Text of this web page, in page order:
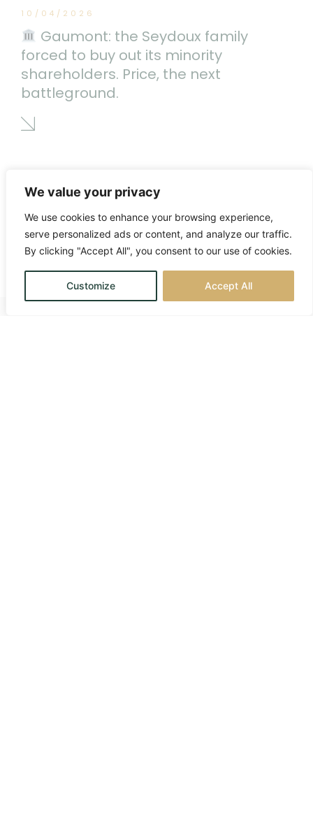
We value your privacy
We use cookies to enhance your browsing experience,
serve personalized ads or content, and analyze our traffic.
By clicking "Accept All", you consent to our use of cookies.
Customize Accept All
10/04/2026
Gaumont: the Seydoux family
forced to buy out its minority
shareholders. Price, the next
battleground.